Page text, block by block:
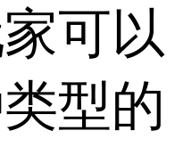
可以
型的